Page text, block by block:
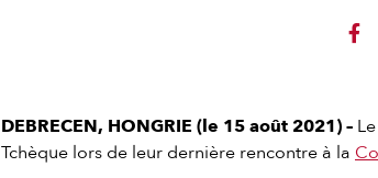

DEBRECEN, HONGRIE (le 15 août 2021) –
Tchèque lors de leur dernière rencontre à la